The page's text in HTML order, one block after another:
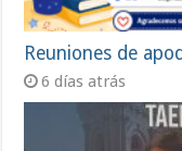
Reuniones de
6 días atrás